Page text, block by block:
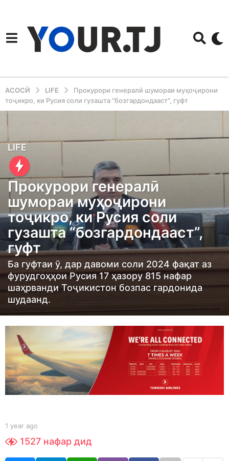
АСОСӢ LIFE
Прокурори генералӣ шумораи муҳоҷирони
тоҷикро, ки Русия соли гузашта "бозгардондааст", гуфт
1
y
e
r
a
g
o
1
y
e
a
r
a
LIFE
Прокурори генералӣ
шумораи муҳоҷирони
тоҷикро, ки Русия соли
гузашта “бозгардондааст”,
гуфт
Ба гуфтаи ӯ, дар давоми соли 2024 фақат аз
фурудгоҳҳои Русия 17 ҳазору 815 нафар
шаҳрванди Тоҷикистон бозпас гардонида
шудаанд.
b
S
h
1 year ago
e
1527 нафар дид